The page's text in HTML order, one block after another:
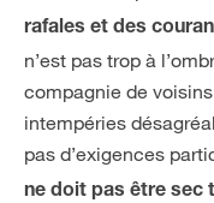
rafales et des
n’est pas trop à
compagnie de
intempéries
pas d’exigences
ne doit pas être sec